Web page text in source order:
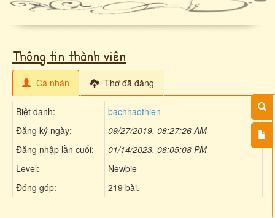
Thông tin thành viên
Cá nhân Thơ đã đăng
Biệt danh:
bachhaothien
Đăng ký ngày:
09/27/2019, 08:27:26 AM
Đăng nhập lần cuối:
01/14/2023, 06:05:08 PM
Level:
Newbie
Đóng góp:
219 bài.